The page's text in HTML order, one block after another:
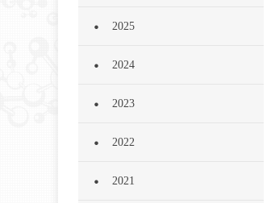
2025
2024
2023
2022
2021